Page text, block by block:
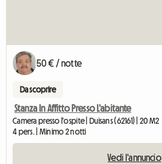
50 € / notte
Da scoprire
Stanza In Affitto Presso L'abitante
Camera presso l'ospite | Duisans (62161) | 20 M2
4 pers. | Minimo 2 notti
Vedi l'annuncio